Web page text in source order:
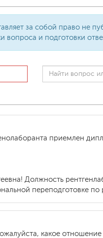
за собой право не
вопроса и подготовки
приемлен
Должность
переподготовке
какое